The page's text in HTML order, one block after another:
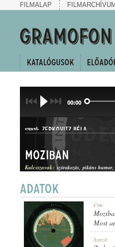
FILMALAP FILMARCHÍVUM
00:00
SZERZŐ: ZERKOVITZ BÉLA
HUMOROS JELENET
Moziban
Kulcsszavak: szórakozás pikáns humor
Cím:
Most
Szerző: